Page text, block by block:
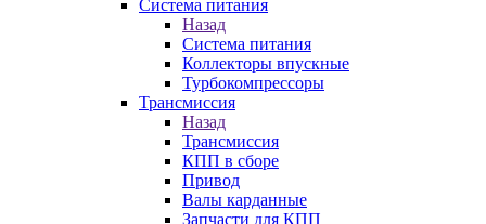
Система питания
Назад
Система питания
Коллекторы впускные
Турбокомпрессоры
Трансмиссия
Назад
Трансмиссия
КПП в сборе
Привод
Валы карданные
Запчасти для КПП